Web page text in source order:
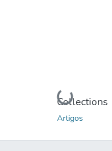
Loading...
Collections
Artigos